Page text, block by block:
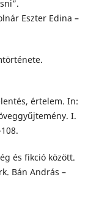
Eszter Edina –
értelem. In:
I.
és fikció között.
Bán András –